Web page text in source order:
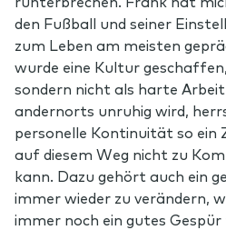
den Fußball und seiner
zum Leben am meisten
wurde eine Kultur
sondern nicht als harte
andernorts unruhig wird,
personelle Kontinuität so ein
auf diesem Weg nicht zu
kann. Dazu gehört auch ein
immer wieder zu verändern,
immer noch ein gutes